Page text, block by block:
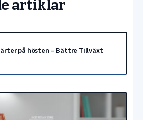
artiklar
på hösten – Bättre Tillväxt